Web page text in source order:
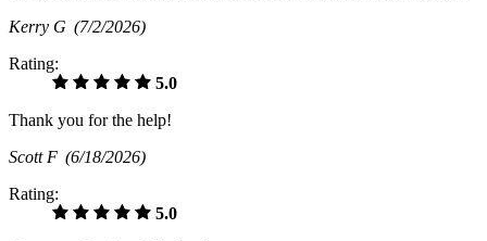
Kerry G (7/2/2026)
Rating:
5.0
Thank you for the help!
Scott F (6/18/2026)
Rating:
5.0